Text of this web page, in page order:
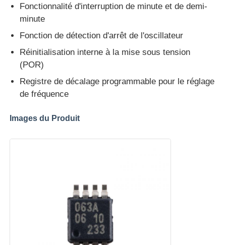
Composants électroniques
Programmeur PLC
Module GPS
Antenne de communication
Fonctionnalité d'interruption de minute et de demi-
minute
Fonction de détection d'arrêt de l'oscillateur
Réinitialisation interne à la mise sous tension
(POR)
Registre de décalage programmable pour le réglage
de fréquence
Images du Produit